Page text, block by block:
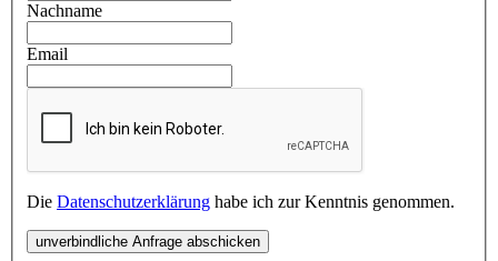
Nachname
Email
Die Datenschutzerklärung habe ich zur Kenntnis genommen.
unverbindliche Anfrage abschicken